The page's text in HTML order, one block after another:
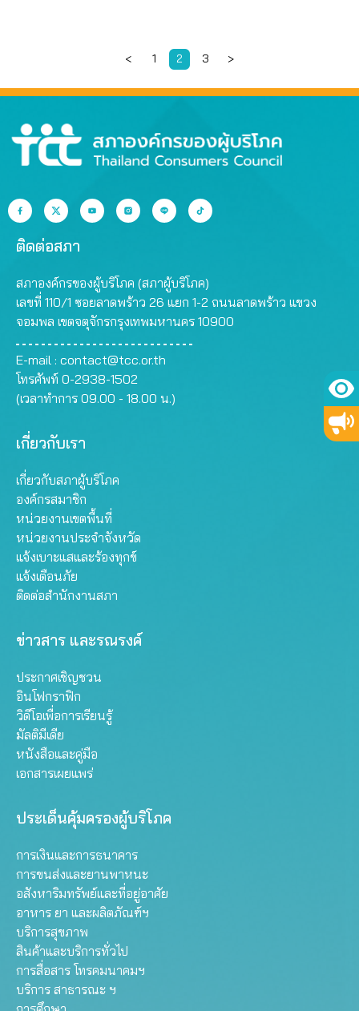
< 1 2 3 >
ติดต่อสภา
สภาองค์กรของผู้บริโภค (สภาผู้บริโภค)
เลขที่ 110/1 ซอยลาดพร้าว 26 แยก 1-2 ถนนลาดพร้าว แขวง
จอมพล เขตจตุจักรกรุงเทพมหานคร 10900
E-mail : contact@tcc.or.th
โทรศัพท์ 0-2938-1502
(เวลาทำการ 09.00 - 18.00 น.)
เกี่ยวกับเรา
เกี่ยวกับสภาผู้บริโภค
องค์กรสมาชิก
หน่วยงานเขตพื้นที่
หน่วยงานประจำจังหวัด
แจ้งเบาะแสและร้องทุกข์
แจ้งเตือนภัย
ติดต่อสำนักงานสภา
ข่าวสาร และรณรงค์
ประกาศเชิญชวน
อินโฟกราฟิก
วิดีโอเพื่อการเรียนรู้
มัลติมีเดีย
หนังสือและคู่มือ
เอกสารเผยแพร่
ประเด็นคุ้มครองผู้บริโภค
การเงินและการธนาคาร
การขนส่งและยานพาหนะ
อสังหาริมทรัพย์และที่อยู่อาศัย
อาหาร ยา และผลิตภัณฑ์ฯ
บริการสุขภาพ
สินค้าและบริการทั่วไป
การสื่อสาร โทรคมนาคมฯ
บริการ สาธารณะ ฯ